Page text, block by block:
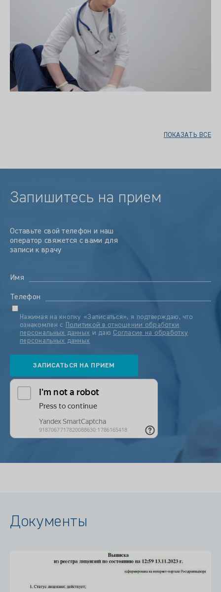
ПОКАЗАТЬ ВСЕ
Запишитесь на прием
Оставьте свой телефон и наш
оператор свяжется с вами для
записи к врачу
Имя
Телефон
Нажимая на кнопку «Записаться», я подтверждаю, что
ознакомлен с Политикой в отношении обработки
персональных данных и даю Согласие на обработку
персональных данных
Документы